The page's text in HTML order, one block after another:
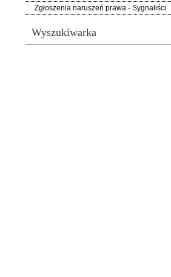
Zgłoszenia naruszeń prawa - Sygnaliści
Wyszukiwarka